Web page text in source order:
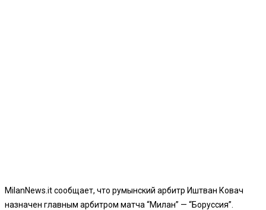
MilanNews.it сообщает, что румынский арбитр Иштван Ковач
назначен главным арбитром матча “Милан” — “Боруссия”.